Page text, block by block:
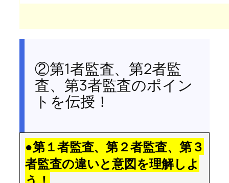
②第1者監査、第2者監
査、第3者監査のポイン
トを伝授！
●第１者監査、第２者監査、第３
者監査の違いと意図を理解しよ